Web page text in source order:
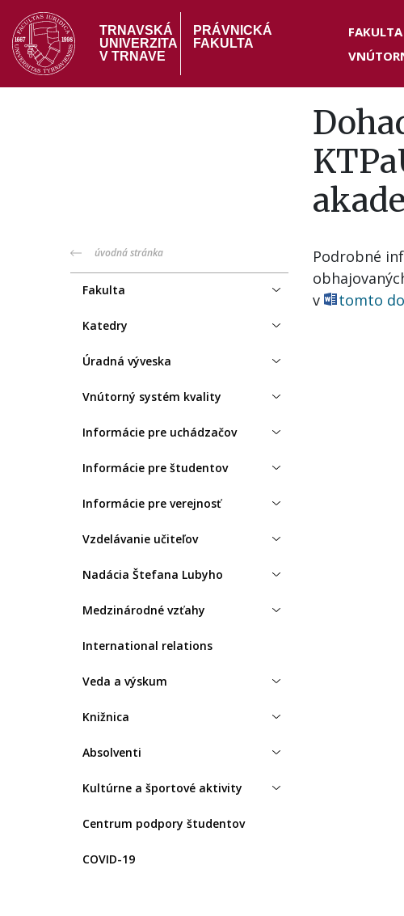
Skočiť
na
hlavný
obsah
TRNAVSKÁ
UNIVERZITA
V TRNAVE
PRÁVNICKÁ
FAKULTA
Header
menu
FAKULTA
PF
menu
úvodná stránka
Fakulta
Katedry
Úradná výveska
Vnútorný systém kvality
Informácie pre uchádzačov
Informácie pre študentov
Informácie pre verejnosť
Vzdelávanie učiteľov
Nadácia Štefana Lubyho
Medzinárodné vzťahy
International relations
Veda a výskum
Knižnica
Absolventi
Kultúrne a športové aktivity
Centrum podpory študentov
COVID-19
Podrobné
v
tomto